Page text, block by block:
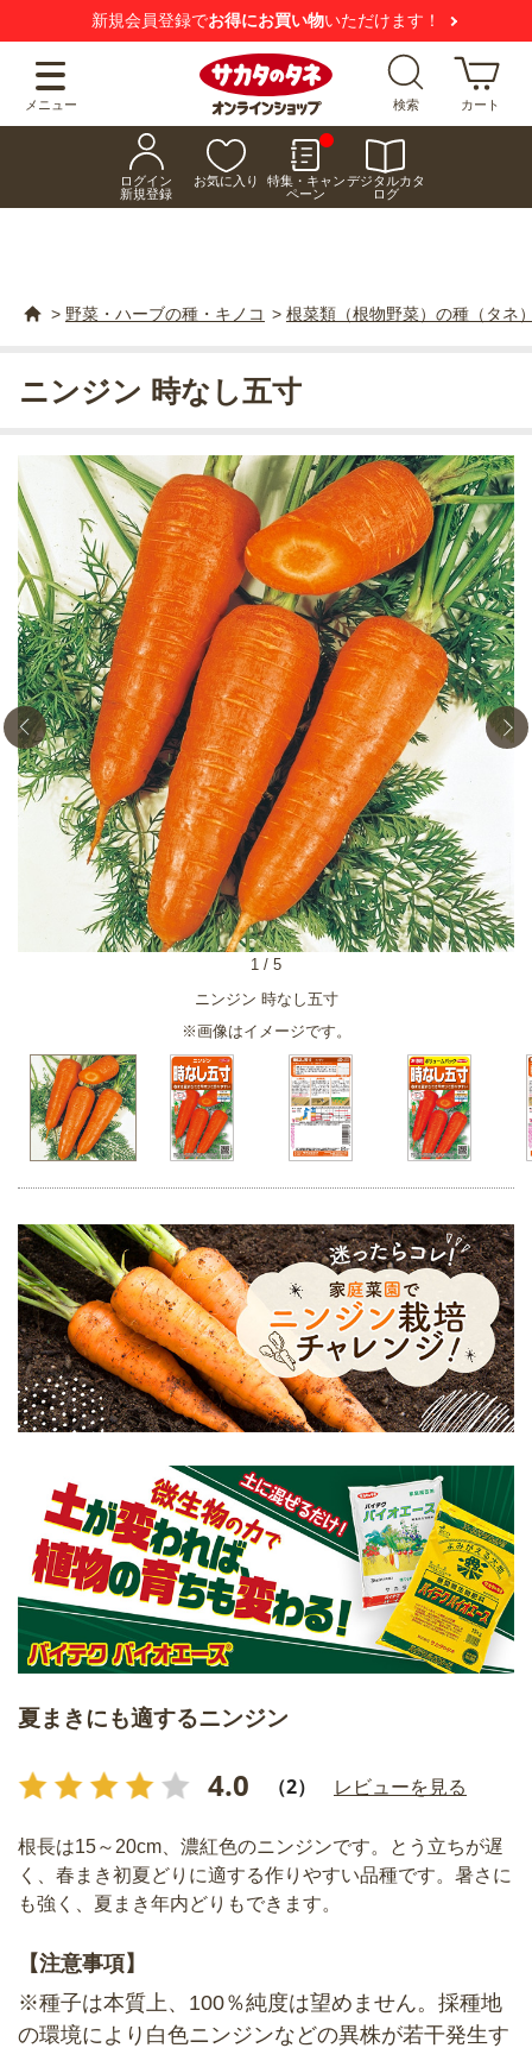
新規会員登録でお得にお買い物いただけます！
メニュー 検索 カート
ログイン
新規登録
お気に入り
特集・キャン
ペーン
デジタルカタ
ログ
> 野菜・ハーブの種・キノコ > 根菜類（根物野菜）の種（タネ
ニンジン 時なし五寸
※画像はイメージです。
1 / 5
ニンジン 時なし五寸
夏まきにも適するニンジン
4.0 （2） レビューを見る
根長は15～20cm、濃紅色のニンジンです。とう立ちが遅
く、春まき初夏どりに適する作りやすい品種です。暑さに
も強く、夏まき年内どりもできます。
【注意事項】
※種子は本質上、100％純度は望めません。採種地
の環境により白色ニンジンなどの異株が若干発生す